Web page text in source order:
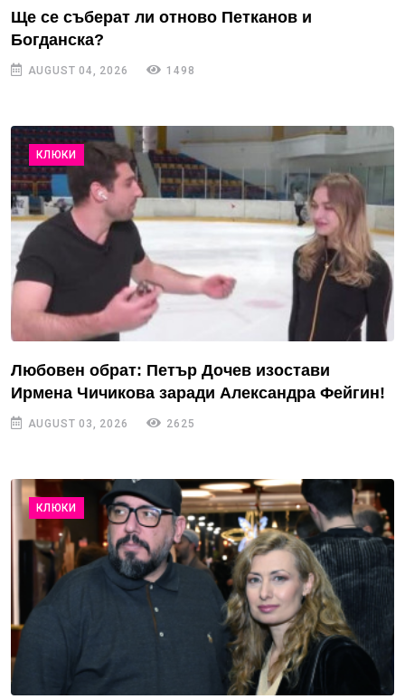
Ще се съберат ли отново Петканов и
Богданска?
AUGUST 04, 2026 1498
КЛЮКИ
Любовен обрат: Петър Дочев изостави
Ирмена Чичикова заради Александра Фейгин!
AUGUST 03, 2026 2625
КЛЮКИ